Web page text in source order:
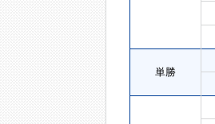
単勝